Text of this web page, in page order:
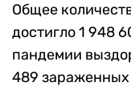
Общее
достигло 1 948
пандемии
489